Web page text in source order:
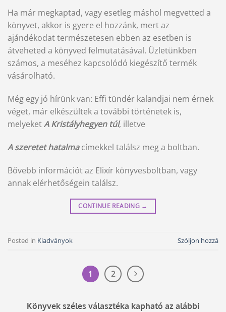
Ha már megkaptad, vagy esetleg máshol megvetted a
könyvet, akkor is gyere el hozzánk, mert az
ajándékodat természetesen ebben az esetben is
átveheted a könyved felmutatásával. Üzletünkben
számos, a meséhez kapcsolódó kiegészítő termék
vásárolható.
Még egy jó hírünk van: Effi tündér kalandjai nem érnek
véget, már elkészültek a további történetek is,
melyeketA Kristályhegyen túl, illetve
A szeretet hatalmacímekkel találsz meg a boltban.
Bővebb információt az Elixír könyvesboltban, vagy
annak elérhetőségein találsz.
CONTINUE READING →
Posted in Kiadványok Szóljon hozzá
1 2
Könyvek széles választéka kapható az alábbi